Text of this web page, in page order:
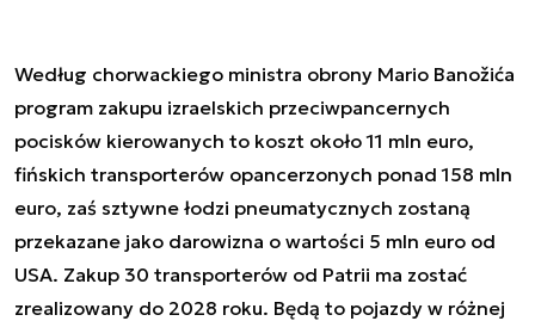
Według chorwackiego ministra obrony Mario Banožića
program zakupu izraelskich przeciwpancernych
pocisków kierowanych to koszt około 11 mln euro,
fińskich transporterów opancerzonych ponad 158 mln
euro, zaś sztywne łodzi pneumatycznych zostaną
przekazane jako darowizna o wartości 5 mln euro od
USA. Zakup 30 transporterów od Patrii ma zostać
zrealizowany do 2028 roku. Będą to pojazdy w różnej